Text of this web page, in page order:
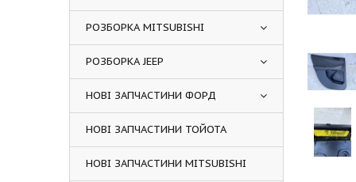
РОЗБОРКА MITSUBISHI
РОЗБОРКА JEEP
НОВІ ЗАПЧАСТИНИ ФОРД
НОВІ ЗАПЧАСТИНИ ТОЙОТА
НОВІ ЗАПЧАСТИНИ MITSUBISHI